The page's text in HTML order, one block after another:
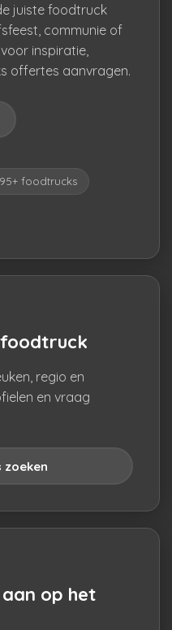
juiste foodtruck
communie of
inspiratie,
offertes aanvragen.
foodtrucks
regio en
en vraag
zoeken
op het